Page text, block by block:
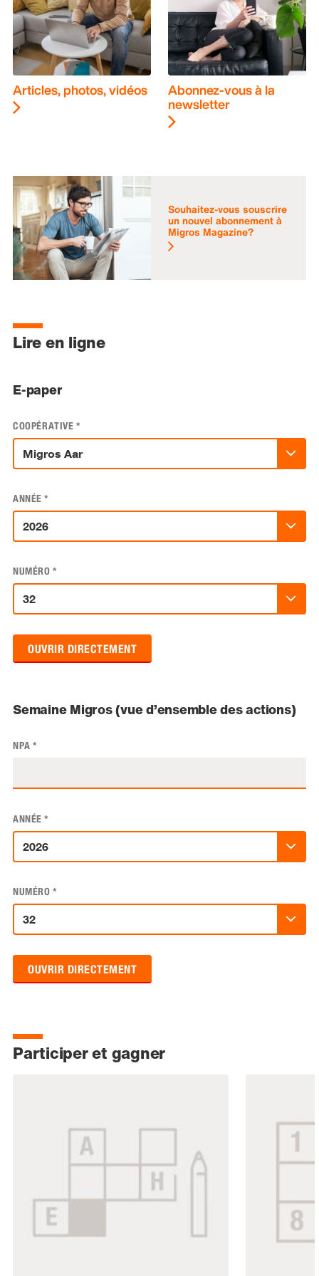
Articles, photos, vidéos Abonnez-vous à la
newsletter
Souhaitez-vous souscrire
un nouvel abonnement à
Migros Magazine?
Lire en ligne
E-paper
COOPÉRATIVE *
ANNÉE *
NUMÉRO *
OUVRIR DIRECTEMENT
Semaine Migros (vue d’ensemble des actions)
NPA *
ANNÉE *
NUMÉRO *
OUVRIR DIRECTEMENT
Participer et gagner